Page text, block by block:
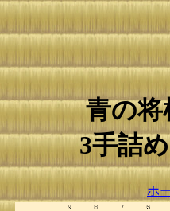
青の将
3手詰
ホ